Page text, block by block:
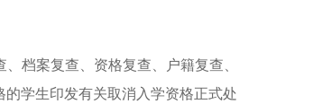
档案复查、资格复查、户籍复查、
学生印发有关取消入学资格正式处